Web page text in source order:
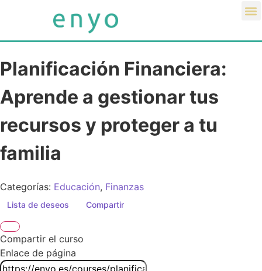
Planificación Financiera:
Aprende a gestionar tus
recursos y proteger a tu
familia
Categorías: Educación, Finanzas
Lista de deseos Compartir
Compartir el curso
Enlace de página